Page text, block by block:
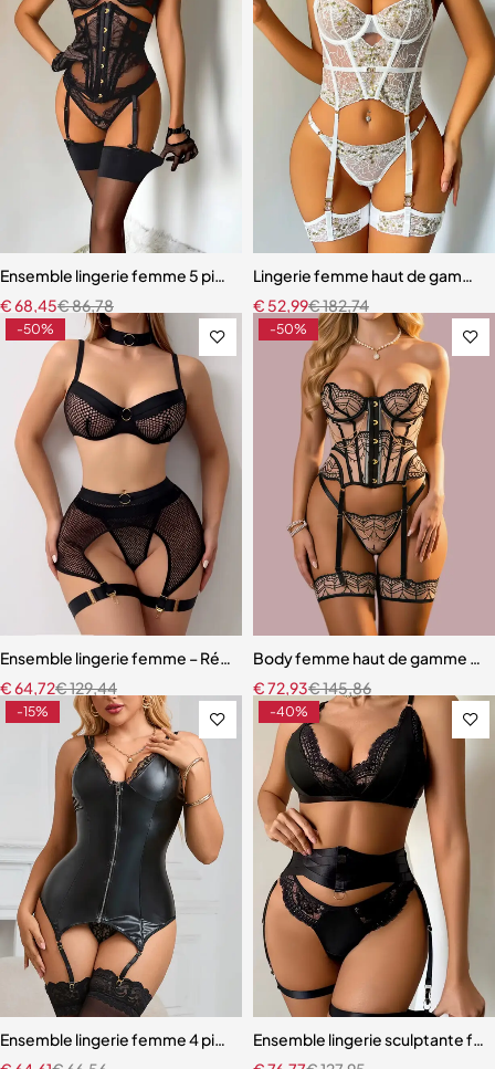
Ensemble lingerie femme 5 pièces – Dentelle brodée avec cache-
€86,78
€68,45
Lingerie femme haut de
€182,74
€ 52,99
-50%
Ensemble lingerie femme – Résille élégante avec porte-jarretelles
€129,44
€64,72
-50%
Body femme haut de gamme –
€145,86
€72,93
-15%
Ensemble lingerie femme 4 pièces – Cuir PU et dentelle respirante
-40%
Ensemble lingerie sculptante